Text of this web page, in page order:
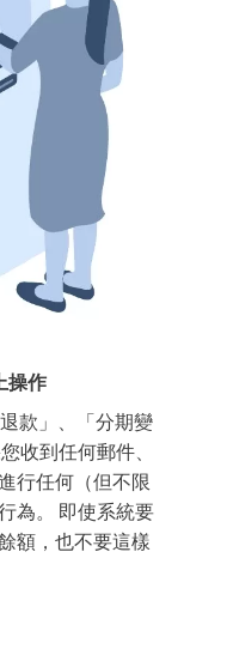
操作
款」、「分期變
收到任何郵件、
行任何（但不限
為。 即使系統要
額，也不要這樣